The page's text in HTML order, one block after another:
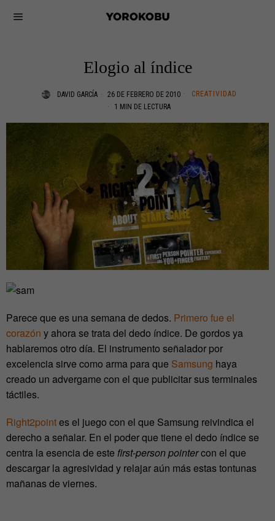
Elogio al índice
DAVID GARCÍA 26 DE FEBRERO DE 2010
CREATIVIDAD
1 MIN DE LECTURA
Parece que es una semana de dedos. Primero fue el
corazón y ahora se trata del dedo índice. De gordos ya
hablaremos otro día. El instrumento señalador por
excelencia sirve como arma para que Samsung haya
creado un advergame con el que publicitar sus terminales
táctiles.
Right2pointes el juego con el que Samsung reivindica el
derecho a señalar. En el poder que tiene el dedo índice se
centra la esencia de este first-person pointercon el que
descargar la agresividad y relajar aún más estas tontunas
mañanas de viernes.